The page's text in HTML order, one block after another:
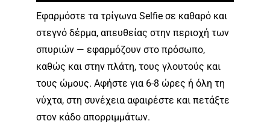
Εφαρμόστε τα τρίγωνα Selfie σε καθαρό και
στεγνό δέρμα, απευθείας στην περιοχή των
σπυριών — εφαρμόζουν στο πρόσωπο,
καθώς και στην πλάτη, τους γλουτούς και
τους ώμους. Αφήστε για 6-8 ώρες ή όλη τη
νύχτα, στη συνέχεια αφαιρέστε και πετάξτε
στον κάδο απορριμμάτων.